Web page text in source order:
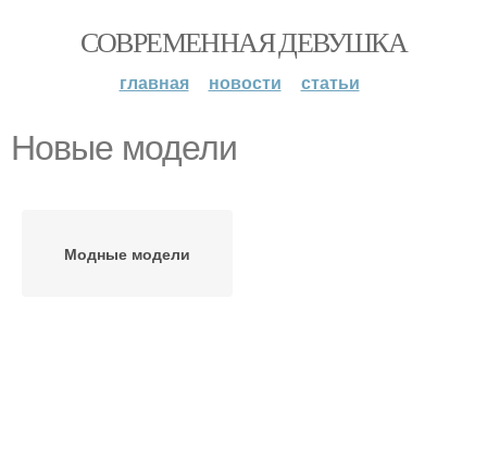
СОВРЕМЕННАЯ ДЕВУШКА
главная новости статьи
Новые модели
Модные модели